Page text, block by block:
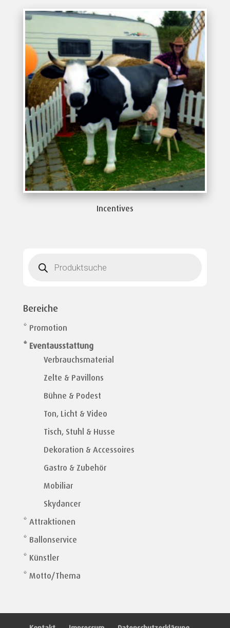
Incentives
search
Bereiche
* Promotion
* Eventausstattung
Verbrauchsmaterial
Zelte & Pavillons
Bühne & Podest
Ton, Licht & Video
Tisch, Stuhl & Husse
Dekoration & Accessoires
Gastro & Zubehör
Mobiliar
Skydancer
* Attraktionen
* Ballonservice
* Künstler
* Motto/Thema